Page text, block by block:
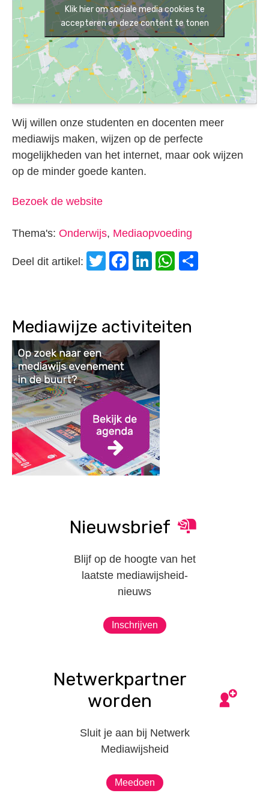
Klik hier om sociale media cookies te
accepteren en deze content te tonen
Wij willen onze studenten en docenten meer
mediawijs maken, wijzen op de perfecte
mogelijkheden van het internet, maar ook wijzen
op de minder goede kanten.
Bezoek de website
Thema's: Onderwijs, Mediaopvoeding
Deel dit artikel: Twitter
Facebook
LinkedIn
WhatsApp
Mediawijze activiteiten
Nieuwsbrief
Blijf op de hoogte van het
laatste mediawijsheid-
nieuws
Inschrijven
Netwerkpartner
worden
Sluit je aan bij Netwerk
Mediawijsheid
Meedoen